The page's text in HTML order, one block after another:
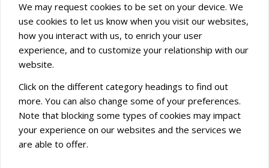
We may request cookies to be set on your device. We
use cookies to let us know when you visit our websites,
how you interact with us, to enrich your user
experience, and to customize your relationship with our
website.
Click on the different category headings to find out
more. You can also change some of your preferences.
Note that blocking some types of cookies may impact
your experience on our websites and the services we
are able to offer.